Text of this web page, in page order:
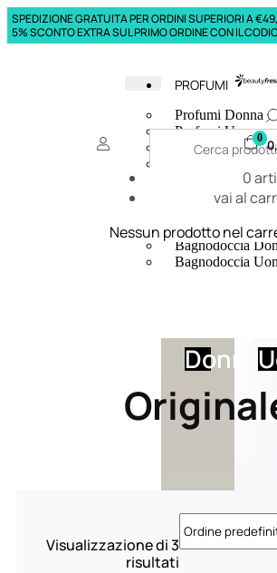
SPEDIZIONE GRATUITA PER ORDINI SUPERIORI A
5% SCONTO EXTRA SUL PRIMO ORDINE CON IL
PROFUMI
Profumi Donna
Profumi Uomo
Deodoranti
Corpo Donna
Corpo Uomo
Creme Mani
Bagnodoccia
Bagnodoccia
Donna
0
0
vai al
Nessun prodotto nel
Visualizzazione di 3
risultati